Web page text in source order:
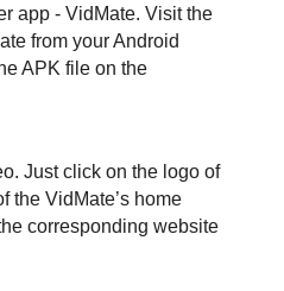
app - VidMate. Visit the
from your Android
APK file on the
Just click on the logo of
the VidMate’s home
corresponding website